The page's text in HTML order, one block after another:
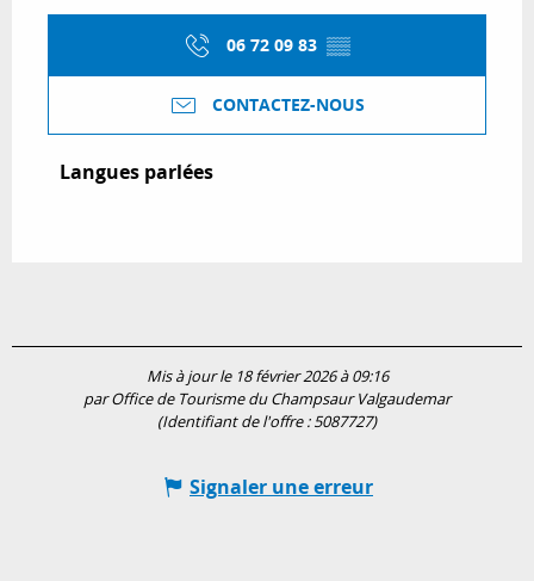
06 72 09 83 ▒▒
CONTACTEZ-NOUS
Langues parlées
Langues parlées
Mis à jour le 18 février 2026 à 09:16
par Office de Tourisme du Champsaur Valgaudemar
(Identifiant de l'offre :5087727)
Signaler une erreur